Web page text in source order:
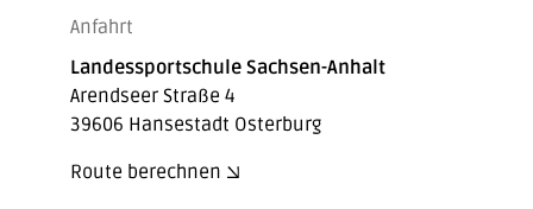
Anfahrt
Landessportschule Sachsen-Anhalt
Arendseer Straße 4
39606 Hansestadt Osterburg
Route berechnen